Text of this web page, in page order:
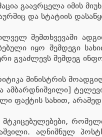
გაავრცელა იმის
და სტატიის
შემთხვევაში
იყო შემდეგი
გვაძლევს შემდეგ
მინისტრის
ამბარდნიშვილი]
ფაქტის სახით,
აღნიშნულ